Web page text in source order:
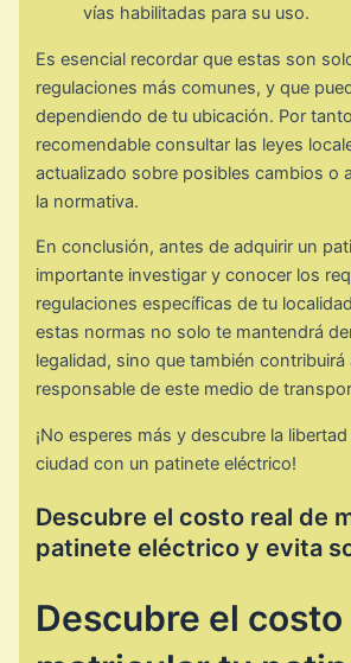
vías habilitadas para su uso.
Es esencial recordar que estas son
regulaciones más comunes, y que
dependiendo de tu ubicación. Por
recomendable consultar las leyes
actualizado sobre posibles cambios o
la normativa.
En conclusión, antes de adquirir un
importante investigar y conocer los
regulaciones específicas de tu
estas normas no solo te mantendrá
legalidad, sino que también
responsable de este medio de
¡No esperes más y descubre la
ciudad con un patinete eléctrico!
Descubre el costo real de
patinete eléctrico y evita
Descubre el costo